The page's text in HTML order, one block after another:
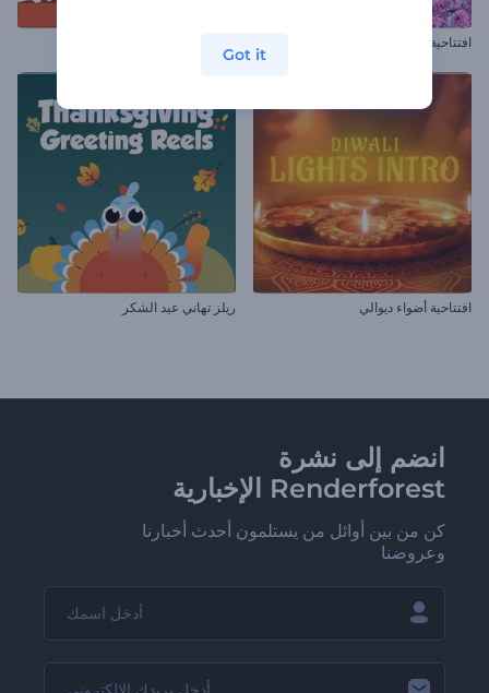
افتتاحية بيض شم النسيم المزهر
افتتاحية أضواء ديوالي ريلز تهاني عيد الشكر
انضم إلى نشرة
Renderforest الإخبارية
كن من بين أوائل من يستلمون أحدث أخبارنا
وعروضنا
Got it